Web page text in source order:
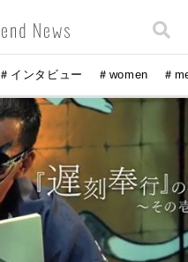
＃インタビュー ＃women ＃